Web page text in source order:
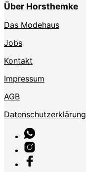
Über Horsthemke
Das Modehaus
Jobs
Kontakt
Impressum
AGB
Datenschutzerklärung